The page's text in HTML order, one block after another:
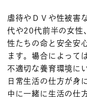
虐待やＤＶや性被害
代や20代前半の女性
性たちの命と安全安
ます。場合によって
不適切な養育環境に
日常生活の仕方が身
中に一緒に生活の仕